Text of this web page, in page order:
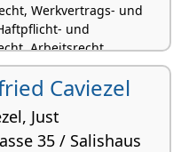
Werkvertrags- und
und
Arbeitsrecht
Caviezel
Just
35 / Salishaus